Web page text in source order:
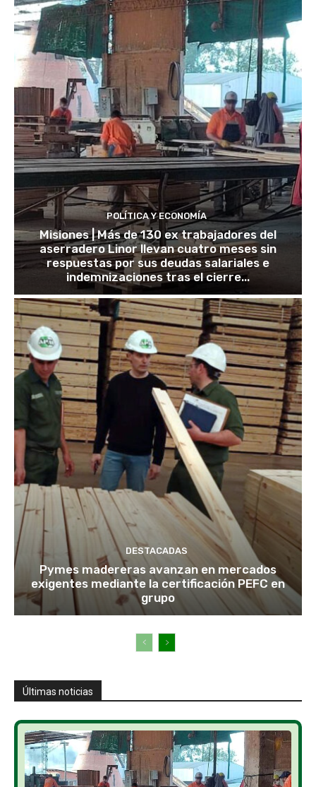
POLÍTICA Y ECONOMÍA
Misiones | Más de 130 ex trabajadores del
aserradero Linor llevan cuatro meses sin
respuestas por sus deudas salariales e
indemnizaciones tras el cierre...
DESTACADAS
Pymes madereras avanzan en mercados
exigentes mediante la certificación PEFC en
grupo
Últimas noticias